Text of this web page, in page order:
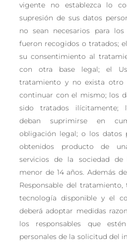
vigente no establezca lo
supresión de sus datos
no sean necesarios para
fueron recogidos o tratados;
su consentimiento al
con otra base legal; el
tratamiento y no exista
continuar con el mismo; los
sido tratados ilícitamente;
deban suprimirse en
obligación legal; o los datos
obtenidos producto de
servicios de la sociedad
menor de 14 años. Además
Responsable del
tecnología disponible y el
deberá adoptar medidas
los responsables que
personales de la solicitud del